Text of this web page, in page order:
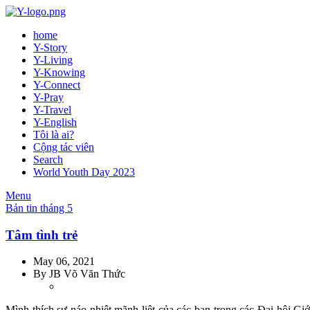
home
Y-Story
Y-Living
Y-Knowing
Y-Connect
Y-Pray
Y-Travel
Y-English
Tôi là ai?
Cộng tác viên
Search
World Youth Day 2023
Menu
Bản tin tháng 5
Tâm tình trẻ
May 06, 2021
By JB Võ Văn Thức